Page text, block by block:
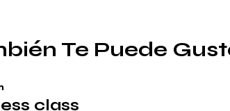
Te Puede
class